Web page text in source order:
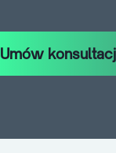
Umów